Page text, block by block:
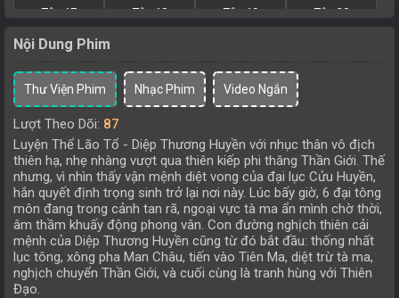
Tập 20
Tập 19
Tập 18
Tập 17
Tập 13
Tập 7
Tập 6
Tập 5
Tập 4
Tập 3
Tập 2
Tập 1
Nội Dung Phim
Thư Viện Phim Nhạc Phim Video Ngắn
Lượt Theo Dõi: 87
Luyện Thể Lão Tổ - Diệp Thương Huyền với nhục thân vô địch
thiên hạ, nhẹ nhàng vượt qua thiên kiếp phi thăng Thần Giới. Thế
nhưng, vì nhìn thấy vận mệnh diệt vong của đại lục Cửu Huyền,
hắn quyết định trọng sinh trở lại nơi này. Lúc bấy giờ, 6 đại tông
môn đang trong cảnh tan rã, ngoại vực tà ma ẩn mình chờ thời,
âm thầm khuấy động phong vân. Con đường nghịch thiên cải
mệnh của Diệp Thương Huyền cũng từ đó bắt đầu: thống nhất
lục tông, xông pha Man Châu, tiến vào Tiên Ma, diệt trừ tà ma,
nghịch chuyển Thần Giới, và cuối cùng là tranh hùng với Thiên
Đạo.